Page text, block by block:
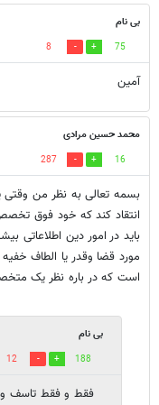
بی نام
75
8
آمین
محمد حسین مرادی
16
287
بسمه تعالی به نظر من
انتقاد کند که خود فوق تخصص
باید در امور دین اطلاعاتی
مورد قضا وقدر یا الطاف
است که در باره نظر یک
بی نام
188
12
فقط و فقط تاسف و